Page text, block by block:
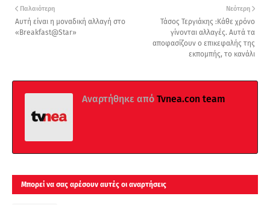
Νεότερη
Τάσος Τεργιάκης :Κάθε χρόνο
γίνονται αλλαγές. Αυτά τα
αποφασίζουν ο επικεφαλής της
εκπομπής, το κανάλι
Παλαιότερη
Αυτή είναι η μοναδική αλλαγή στο
«Breakfast@Star»
Αναρτήθηκε από Tvnea.con team
Μπορεί να σας αρέσουν αυτές οι αναρτήσεις